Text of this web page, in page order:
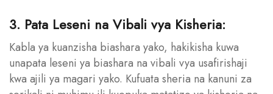
3. Pata Leseni na Vibali vya Kisheria:
Kabla ya kuanzisha biashara yako, hakikisha kuwa
unapata leseni ya biashara na vibali vya usafirishaji
kwa ajili ya magari yako. Kufuata sheria na kanuni za